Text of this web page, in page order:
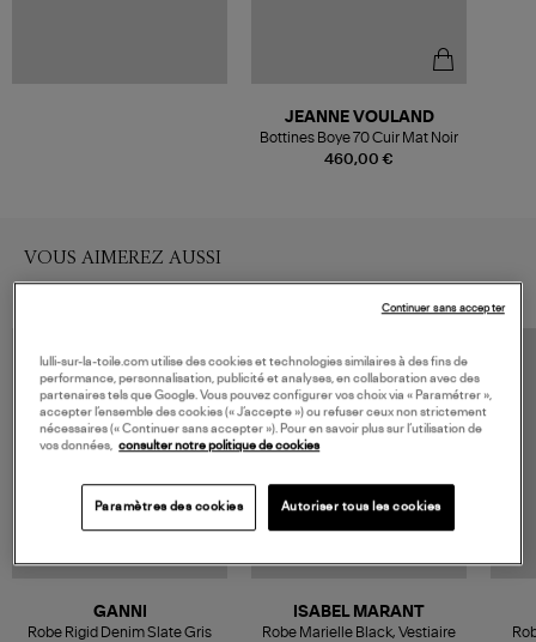
460,00 €
JEANNE VOULAND
Bottines Boye 70 Cuir Mat Noir
VOUS AIMEREZ AUSSI
GANNI
Robe Rigid Denim Slate Gris
ISABEL MARANT
Robe Marielle Black, Vestiaire
lulli-sur-la-toile.com utilise des cookies et technologies similaires à des fins de
performance, personnalisation, publicité et analyses, en collaboration avec des
partenaires tels que Google. Vous pouvez configurer vos choix via « Paramétrer »,
accepter l’ensemble des cookies (« J’accepte ») ou refuser ceux non strictement
nécessaires (« Continuer sans accepter »). Pour en savoir plus sur l’utilisation de
vos données, consulter notre politique de cookies
Paramètres des cookies Autoriser tous les cookies
Continuer sans accepter